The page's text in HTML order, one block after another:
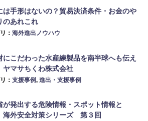
は手形はないの？貿易決済条件・お金のや
のあれこれ
：海外進出ノウハウ
にこだわった水産練製品を南半球へも伝え
ヤマサちくわ株式会社
：支援事例,進出・支援事例
が発出する危険情報・スポット情報と
外安全対策シリーズ 第３回